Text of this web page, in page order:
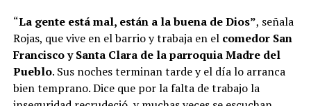
“La gente está mal, están a la buena de Dios”, señala
Rojas, que vive en el barrio y trabaja en el comedor San
Francisco y Santa Clara de la parroquia Madre del
Pueblo. Sus noches terminan tarde y el día lo arranca
bien temprano. Dice que por la falta de trabajo la